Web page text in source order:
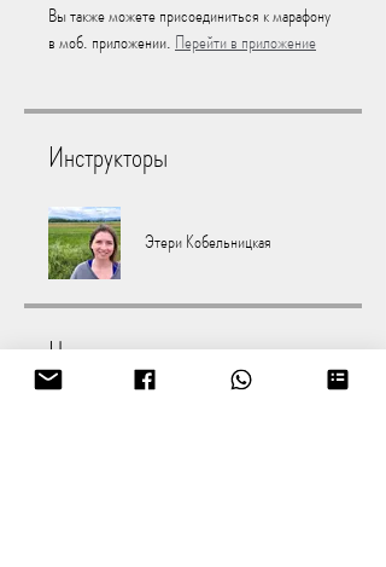
Вы также можете присоединиться к марафону
в моб. приложении. Перейти в приложение
Инструкторы
Этери Кобельницкая
Цена